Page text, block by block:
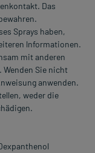
Das
Sprays haben,
lnformationen.
mit anderen
Sie nicht
anwenden.
weder die